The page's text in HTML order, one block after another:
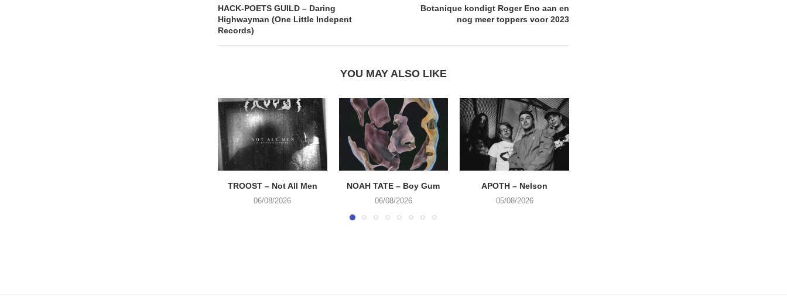
HACK-POETS GUILD – Daring
Highwayman (One Little Indepent
Records)
Botanique kondigt Roger Eno aan en
nog meer toppers voor 2023
YOU MAY ALSO LIKE
TROOST – Not All Men
06/08/2026
NOAH TATE – Boy Gum
06/08/2026
APOTH – Nelson
05/08/2026